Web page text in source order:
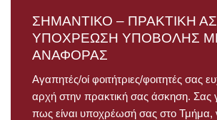
ΣΗΜΑΝΤΙΚΟ – ΠΡΑΚΤΙΚΗ
ΥΠΟΧΡΕΩΣΗ ΥΠΟΒΟΛΗΣ
ΑΝΑΦΟΡΑΣ
Αγαπητές/οί φοιτήτριες/φοιτητές σας
αρχή στην πρακτική σας άσκηση. Σας
πως είναι υποχρέωσή σας στο Τμήμα,